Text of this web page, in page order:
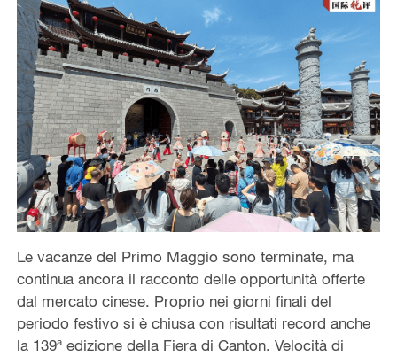
Le vacanze del Primo Maggio sono terminate, ma
continua ancora il racconto delle opportunità offerte
dal mercato cinese. Proprio nei giorni finali del
periodo festivo si è chiusa con risultati record anche
la 139ª edizione della Fiera di Canton. Velocità di